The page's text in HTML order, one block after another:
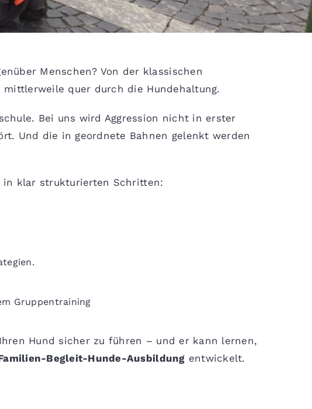
Menschen? Von der klassischen
quer durch die Hundehaltung.
Bei uns wird Aggression nicht in erster
Und die in geordnete Bahnen gelenkt werden
in klar strukturierten Schritten:
Gruppentraining
Hund sicher zu führen – und er kann lernen,
Begleit-Hunde-Ausbildung entwickelt.